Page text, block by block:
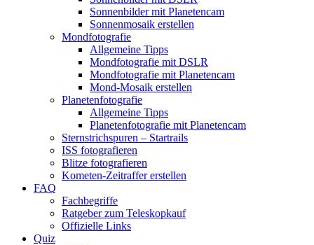
Sonnenbilder mit Planetencam
Sonnenmosaik erstellen
Mondfotografie
Allgemeine Tipps
Mondfotografie mit DSLR
Mondfotografie mit Planetencam
Mond-Mosaik erstellen
Planetenfotografie
Allgemeine Tipps
Planetenfotografie mit Planetencam
Sternstrichspuren – Startrails
ISS fotografieren
Blitze fotografieren
Kometen-Zeitraffer erstellen
FAQ
Fachbegriffe
Ratgeber zum Teleskopkauf
Offizielle Links
Quiz